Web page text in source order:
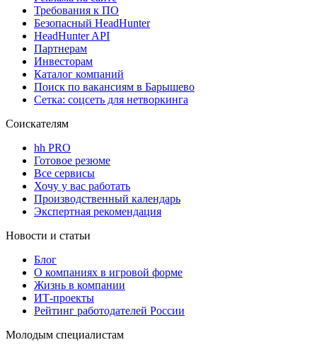
Требования к ПО
Безопасный HeadHunter
HeadHunter API
Партнерам
Инвесторам
Каталог компаний
Поиск по вакансиям в Барышево
Сетка: соцсеть для нетворкинга
Соискателям
hh PRO
Готовое резюме
Все сервисы
Хочу у вас работать
Производственный календарь
Экспертная рекомендация
Новости и статьи
Блог
О компаниях в игровой форме
Жизнь в компании
ИТ-проекты
Рейтинг работодателей России
Молодым специалистам